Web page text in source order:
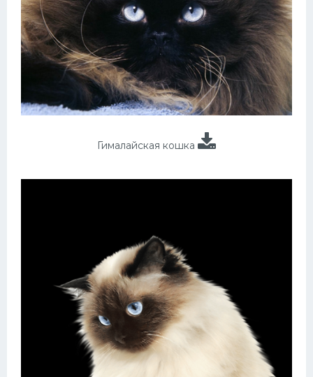
Гималайская кошка